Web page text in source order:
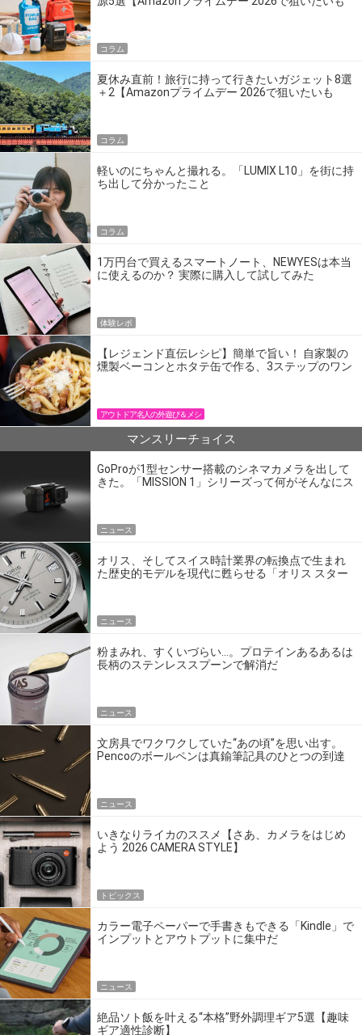
コラム
夏休み直前！旅行に持って行きたいガジェット8選
＋2【Amazonプライムデー 2026で狙いたいも
コラム
軽いのにちゃんと撮れる。「LUMIX L10」を街に持
ち出して分かったこと
コラム
1万円台で買えるスマートノート、NEWYESは本当
に使えるのか？ 実際に購入して試してみた
体験レポ
【レジェンド直伝レシピ】簡単で旨い！ 自家製の
燻製ベーコンとホタテ缶で作る、3ステップのワン
アウトドア名人の外遊び＆メシ
マンスリーチョイス
GoProが1型センサー搭載のシネマカメラを出して
きた。「MISSION 1」シリーズって何がそんなにス
ニュース
オリス、そしてスイス時計業界の転換点で生まれ
た歴史的モデルを現代に甦らせる「オリス スター
ニュース
粉まみれ、すくいづらい…。プロテインあるあるは
長柄のステンレススプーンで解消だ
ニュース
文房具でワクワクしていた“あの頃”を思い出す。
Pencoのボールペンは真鍮筆記具のひとつの到達
ニュース
いきなりライカのススメ【さあ、カメラをはじめ
よう 2026 CAMERA STYLE】
トピックス
カラー電子ペーパーで手書きもできる「Kindle」で
インプットとアウトプットに集中だ
ニュース
絶品ソト飯を叶える“本格”野外調理ギア5選【趣味
ギア適性診断】